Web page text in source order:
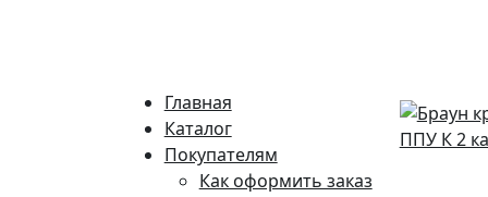
Главная
Каталог
Покупателям
Как оформить заказ